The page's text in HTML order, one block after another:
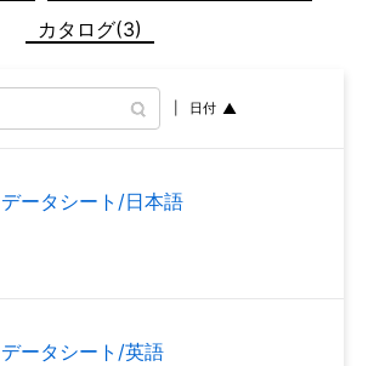
カタログ(3)
日付
ータシート/日本語
ータシート/英語